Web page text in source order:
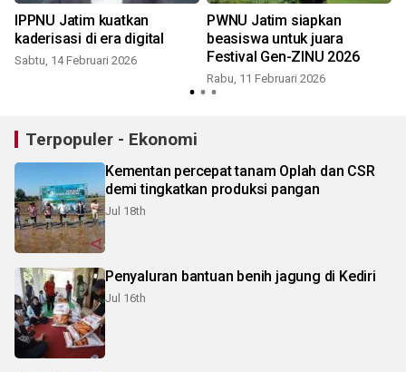
IPPNU Jatim kuatkan
kaderisasi di era digital
Sabtu, 14 Februari 2026
PWNU Jatim siapkan
beasiswa untuk juara
Festival Gen-ZINU 2026
Rabu, 11 Februari 2026
Terpopuler - Ekonomi
Kementan percepat tanam Oplah dan CSR
demi tingkatkan produksi pangan
Jul 18th
Penyaluran bantuan benih jagung di Kediri
Jul 16th